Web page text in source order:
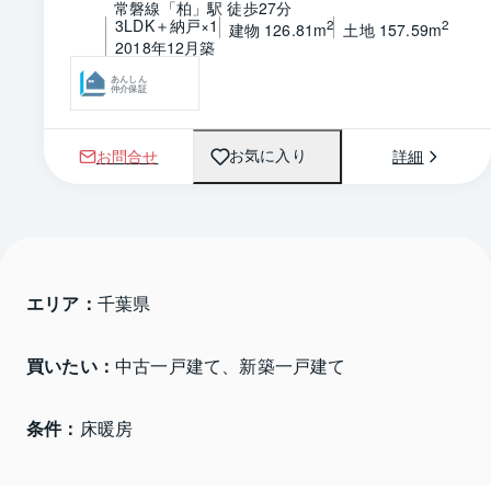
常磐線「柏」駅 徒歩27分
3LDK＋納戸×1
建物 126.81m2 土地 157.59m2
2018年12月築
あんしん
仲介保証
お問合せ お気に入り 詳細
エリア： 千葉県
買いたい： 中古一戸建て、新築一戸建て
条件： 床暖房